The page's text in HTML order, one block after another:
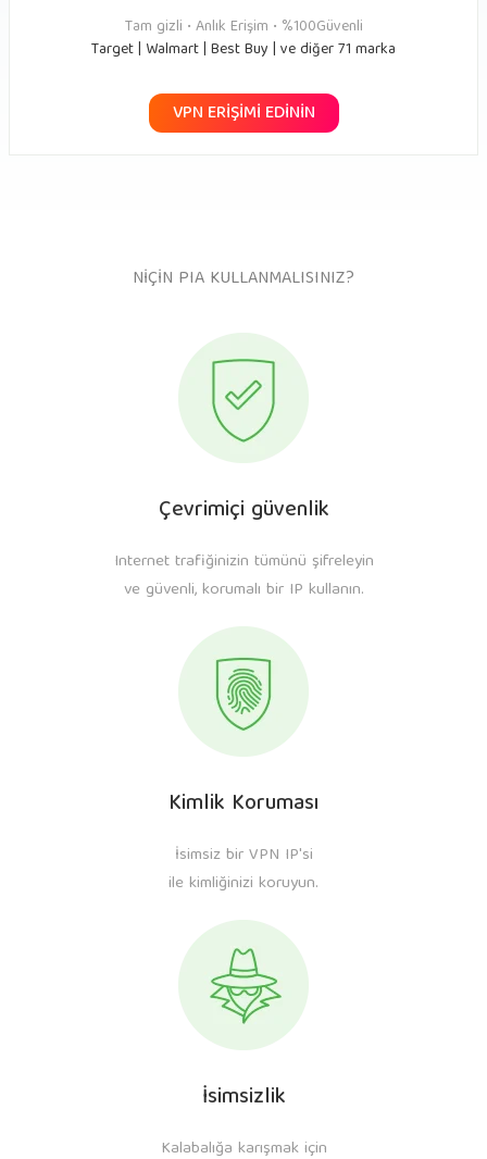
Tam gizli • Anlık Erişim • %100Güvenli
Target | Walmart | Best Buy | ve diğer 71 marka
VPN ERİŞİMİ EDİNİN
NİÇİN PIA KULLANMALISINIZ?
Çevrimiçi güvenlik
Internet trafiğinizin tümünü şifreleyin
ve güvenli, korumalı bir IP kullanın.
Kimlik Koruması
İsimsiz bir VPN IP'si
ile kimliğinizi koruyun.
İsimsizlik
Kalabalığa karışmak için